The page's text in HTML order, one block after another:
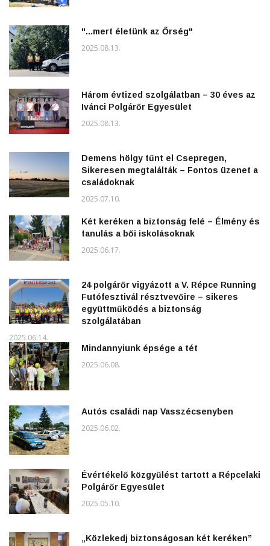
"...mert életünk az Őrség"
2025.08.13.
Három évtized szolgálatban – 30 éves az
Ivánci Polgárőr Egyesület
2025.08.13.
Demens hölgy tűnt el Csepregen,
Sikeresen megtalálták – Fontos üzenet a
családoknak
2025.07.10.
Két keréken a biztonság felé – Élmény és
tanulás a bői iskolásoknak
2025.06.17.
24 polgárőr vigyázott a V. Répce Running
Futófesztivál résztvevőire – sikeres
együttműködés a biztonság
szolgálatában
2025.06.14.
Mindannyiunk épsége a tét
2025.06.08.
Autós családi nap Vasszécsenyben
2025.06.02.
Évértékelő közgyűlést tartott a Répcelaki
Polgárőr Egyesület
2025.05.10.
„Közlekedj biztonságosan két keréken”